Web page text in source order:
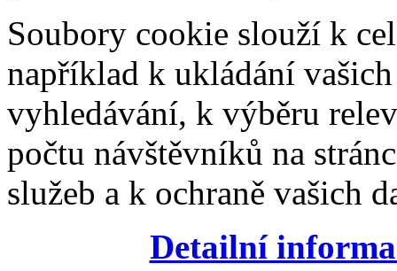
Soubory cookie slouží k
například k ukládání
vyhledávání, k výběru
počtu návštěvníků na
služeb a k ochraně vašich
Detailní